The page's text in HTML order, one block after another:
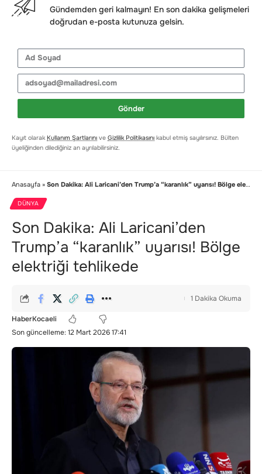
Gündemden geri kalmayın! En son dakika gelişmeleri
doğrudan e-posta kutunuza gelsin.
Gönder
Kayıt olarak Kullanım Şartlarını ve Gizlilik Politikasını kabul etmiş sayılırsınız. Bülten
üyeliğinden dilediğiniz an ayrılabilirsiniz.
Anasayfa » Son Dakika: Ali Laricani’den Trump’a “karanlık” uyarısı! Bölge elektriği tehlikede
DÜNYA
Son Dakika: Ali Laricani’den
Trump’a “karanlık” uyarısı! Bölge
elektriği tehlikede
Son güncelleme: 12 Mart 2026 17:41
HaberKocaeli
1 Dakika Okuma